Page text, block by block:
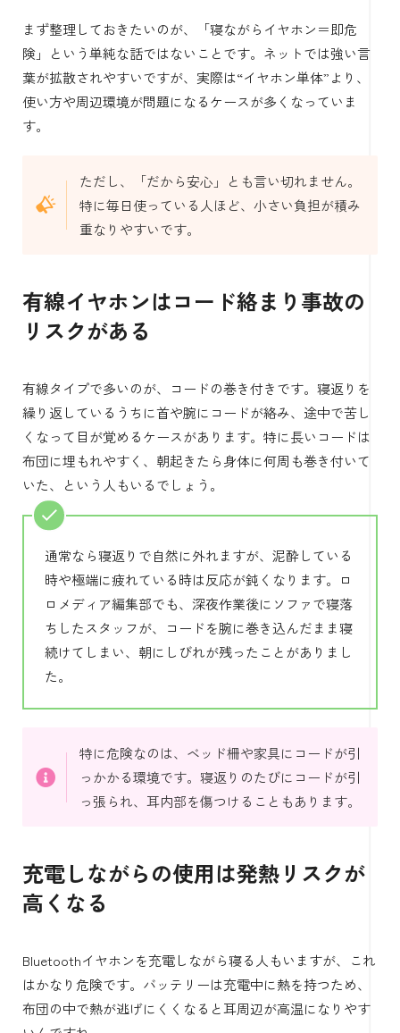
まず整理しておきたいのが、「寝ながらイヤホン＝即危
険」という単純な話ではないことです。ネットでは強い言
葉が拡散されやすいですが、実際は“イヤホン単体”より、
使い方や周辺環境が問題になるケースが多くなっていま
す。
ただし、「だから安心」とも言い切れません。
特に毎日使っている人ほど、小さい負担が積み
重なりやすいです。
有線イヤホンはコード絡まり事故の
リスクがある
有線タイプで多いのが、コードの巻き付きです。寝返りを
繰り返しているうちに首や腕にコードが絡み、途中で苦し
くなって目が覚めるケースがあります。特に長いコードは
布団に埋もれやすく、朝起きたら身体に何周も巻き付いて
いた、という人もいるでしょう。
通常なら寝返りで自然に外れますが、泥酔している
時や極端に疲れている時は反応が鈍くなります。ロ
ロメディア編集部でも、深夜作業後にソファで寝落
ちしたスタッフが、コードを腕に巻き込んだまま寝
続けてしまい、朝にしびれが残ったことがありまし
た。
特に危険なのは、ベッド柵や家具にコードが引
っかかる環境です。寝返りのたびにコードが引
っ張られ、耳内部を傷つけることもあります。
充電しながらの使用は発熱リスクが
高くなる
Bluetoothイヤホンを充電しながら寝る人もいますが、これ
はかなり危険です。バッテリーは充電中に熱を持つため、
布団の中で熱が逃げにくくなると耳周辺が高温になりやす